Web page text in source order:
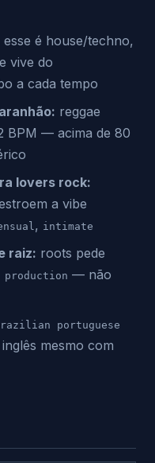
esse é house/techno,
vive do
a cada tempo
reggae
BPM — acima de 80
lovers rock:
a vibe
, intimate
raiz: roots pede
— não
portuguese
mesmo com